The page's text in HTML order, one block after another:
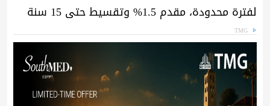
لفترة محدودة، مقدم 1.5% وتقسيط حتى 15 سنة
TMG